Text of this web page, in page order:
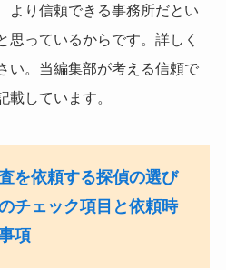
より信頼できる事務所だとい
思っているからです。詳しく
い。当編集部が考える信頼で
載しています。
を依頼する探偵の選び
チェック項目と依頼時
項